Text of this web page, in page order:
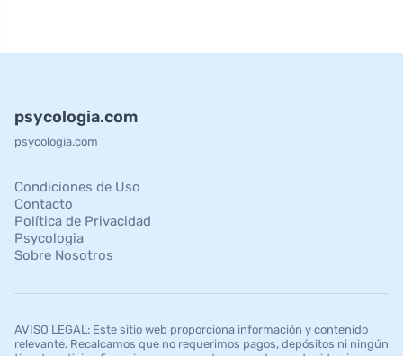
psycologia.com
psycologia.com
Condiciones de Uso
Contacto
Política de Privacidad
Psycologia
Sobre Nosotros
AVISO LEGAL: Este sitio web proporciona información y contenido
relevante. Recalcamos que no requerimos pagos, depósitos ni ningún